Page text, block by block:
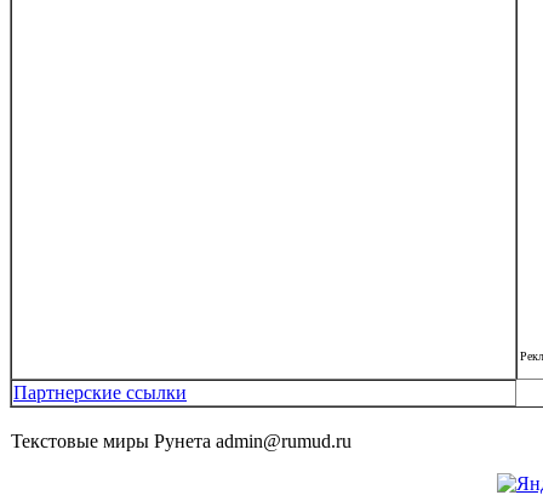
Партнерские ссылки
Текстовые миры Рунета admin@rumud.ru